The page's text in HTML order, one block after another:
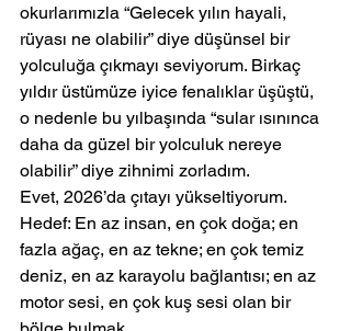
okurlarımızla “Gelecek yılın hayali,
rüyası ne olabilir” diye düşünsel bir
yolculuğa çıkmayı seviyorum. Birkaç
yıldır üstümüze iyice fenalıklar üşüştü,
o nedenle bu yılbaşında “sular ısınınca
daha da güzel bir yolculuk nereye
olabilir” diye zihnimi zorladım.
Evet, 2026’da çıtayı yükseltiyorum.
Hedef: En az insan, en çok doğa; en
fazla ağaç, en az tekne; en çok temiz
deniz, en az karayolu bağlantısı; en az
motor sesi, en çok kuş sesi olan bir